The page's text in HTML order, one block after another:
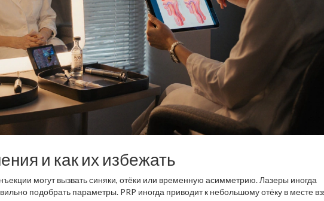
и как их избежать
могут вызвать синяки, отёки или временную асимметрию. Лазеры иногда
подобрать параметры. PRP иногда приводит к небольшому отёку в месте